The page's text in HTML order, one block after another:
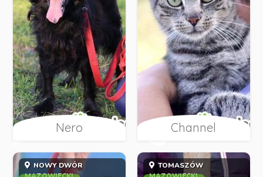
Nero Channel
NOWY DWÓR
TOMASZÓW